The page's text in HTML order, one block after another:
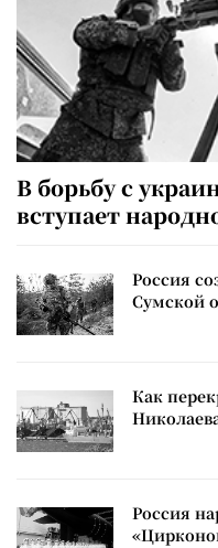
В борьбу с
вступает
Россия
Сумской
Как
Россия